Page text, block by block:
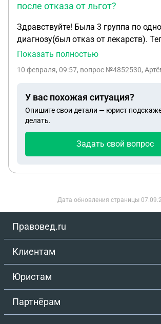
после отказа от льгот?
Здравствуйте! Была 3 группа по
диагнозу(был отказ от лекарств). Теперь дали 1
группу по другому заболеванию и
сказали что у меня отказ. И теперь
Лекарства жизненно необходимы. Что делать?
Группа сменилась, болячка другая, а
осталась. Врачи рурами разводят.
Показать полностью
10 февраля, 09:57, вопрос №4852530,
У вас похожая ситуация?
Опишите свои детали — юрист
делать.
Задать свой вопрос
Дата обновления страницы
Правовед.ru
Клиентам
Юристам
Партнёрам